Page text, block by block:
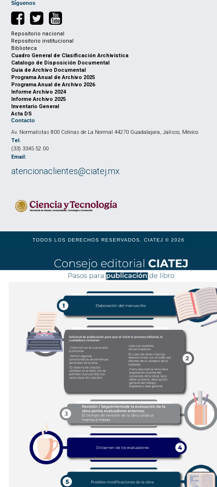
Síguenos
Repositorio nacional
Repositorio institucional
Biblioteca
Cuadro General de Clasificación Archivística
Catalogo de Disposición Documental
Guia de Archivo Documental
Programa Anual de Archivo 2025
Programa Anual de Archivo 2026
Informe Archivo 2024
Informe Archivo 2025
Inventario General
Acta DS
Contacto
Av. Normalistas 800 Colinas de La Normal 44270 Guadalajara, Jalisco, México
Tel.
(33) 3345 52 00
Email:
atencionaclientes@ciatej.mx
TODOS LOS DERECHOS RESERVADOS. CIATEJ © 2026